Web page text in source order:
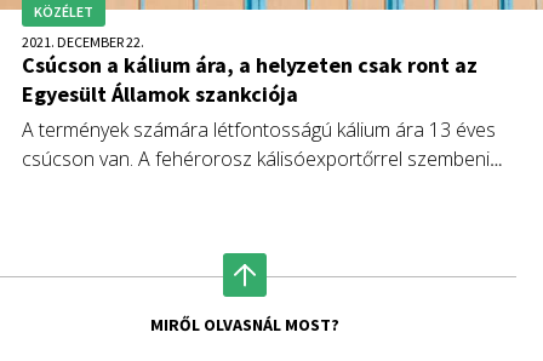
KÖZÉLET
2021. DECEMBER 22.
Csúcson a kálium ára, a helyzeten csak ront az
Egyesült Államok szankciója
A termények számára létfontosságú kálium ára 13 éves
csúcson van. A fehérorosz kálisóexportőrrel szembeni
ellensúlyozva a károkat.
MIRŐL OLVASNÁL MOST?